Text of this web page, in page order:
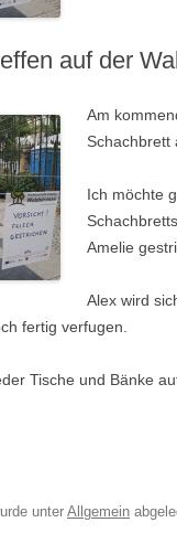
auf der
Am
Schachbrett
Ich möchte
Amelie
Alex wird
fertig verfugen.
Tische und Bänke
unter Allgemein